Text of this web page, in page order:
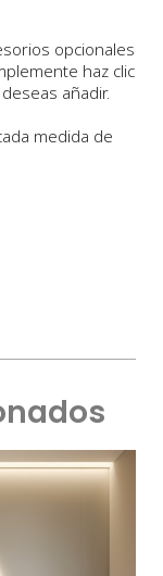
opcionales
haz clic
añadir.
medida de